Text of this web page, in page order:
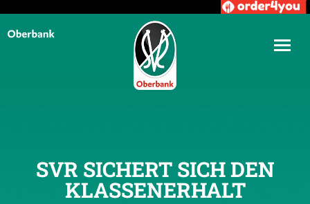
SVR SICHERT SICH DEN
KLASSENERHALT